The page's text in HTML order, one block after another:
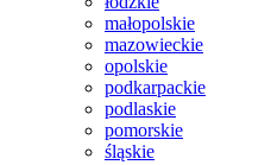
małopolskie
mazowieckie
opolskie
podkarpackie
podlaskie
pomorskie
śląskie